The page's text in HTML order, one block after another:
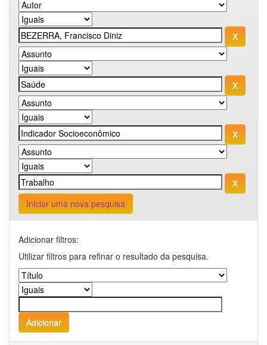
Iniciar uma nova pesquisa
Adicionar filtros:
Utilizar filtros para refinar o resultado da pesquisa.